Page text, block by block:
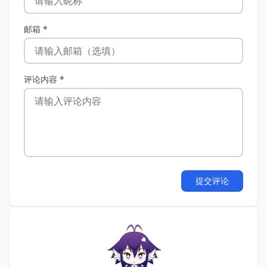
邮箱 *
评论内容 *
提交评论